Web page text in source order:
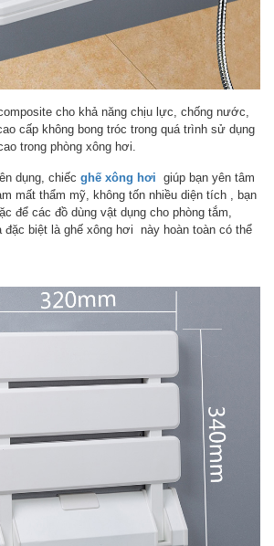
cho khả năng chịu lực, chống nước,
cấp không bong tróc trong quá trình sử dụng
trong phòng xông hơi.
dụng, chiếc ghế xông hơi giúp bạn yên tâm
mất thẩm mỹ, không tốn nhiều diện tích , bạn
để các đồ dùng vật dụng cho phòng tắm,
đặc biệt là ghế xông hơi này hoàn toàn có thể